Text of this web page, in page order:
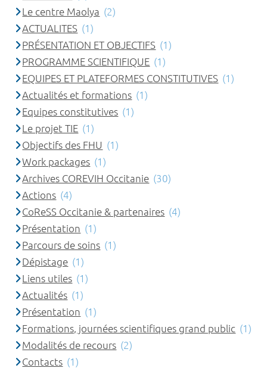
Le centre Maolya (2)
ACTUALITES (1)
PRÉSENTATION ET OBJECTIFS (1)
PROGRAMME SCIENTIFIQUE (1)
EQUIPES ET PLATEFORMES CONSTITUTIVES (1)
Actualités et formations (1)
Equipes constitutives (1)
Le projet TIE (1)
Objectifs des FHU (1)
Work packages (1)
Archives COREVIH Occitanie (30)
Actions (4)
CoReSS Occitanie & partenaires (4)
Présentation (1)
Parcours de soins (1)
Dépistage (1)
Liens utiles (1)
Actualités (1)
Présentation (1)
Formations, journées scientifiques grand public (1)
Modalités de recours (2)
Contacts (1)